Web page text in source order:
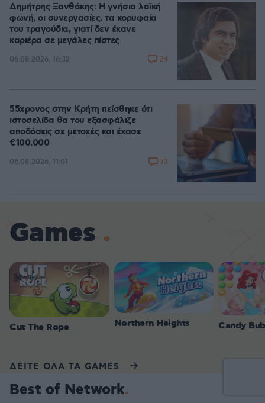
Δημήτρης Ξανθάκης: Η γνήσια λαϊκή
φωνή, οι συνεργασίες, τα κορυφαία
του τραγούδια, γιατί δεν έκανε
καριέρα σε μεγάλες πίστες
06.08.2026, 16:32 24
55χρονος στην Κρήτη πείσθηκε ότι
ιστοσελίδα θα του εξασφάλιζε
αποδόσεις σε μετοχές και έχασε
€100.000
06.08.2026, 11:01 73
Games
Cut The Rope Northern Heights Candy
ΔΕΙΤΕ ΟΛΑ ΤΑ GAMES
Best of Network